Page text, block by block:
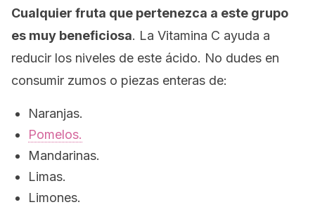
Cualquier fruta que pertenezca a este grupo
es muy beneficiosa. La Vitamina C ayuda a
reducir los niveles de este ácido. No dudes en
consumir zumos o piezas enteras de:
Naranjas.
Pomelos.
Mandarinas.
Limas.
Limones.